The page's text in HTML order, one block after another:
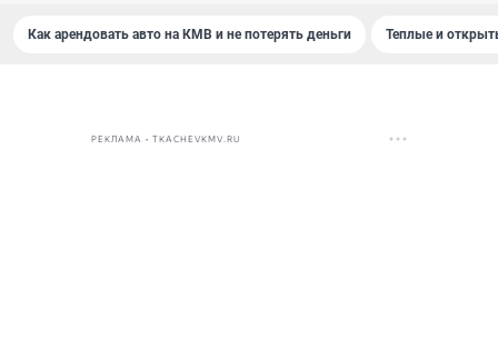
Как арендовать авто на КМВ и не потерять деньги Теплые и
РЕКЛАМА • TKACHEVKMV.RU